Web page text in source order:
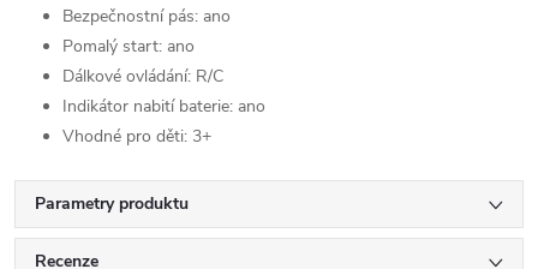
Bezpečnostní pás: ano
Pomalý start: ano
Dálkové ovládání: R/C
Indikátor nabití baterie: ano
Vhodné pro děti: 3+
Parametry produktu
Recenze